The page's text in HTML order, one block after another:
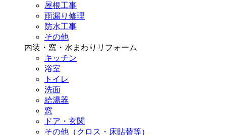
屋根工事
雨漏り修理
防水工事
その他
内装・窓・水まわりリフォーム
キッチン
浴室
トイレ
洗面
給湯器
窓
ドア・玄関
その他（クロス・床貼替等）